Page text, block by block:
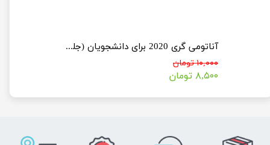
آناتومی گری 2020 برای دانشجویان (جلد اول : تنه)
۱۰,۰۰۰ تومان
۸,۵۰۰ تومان